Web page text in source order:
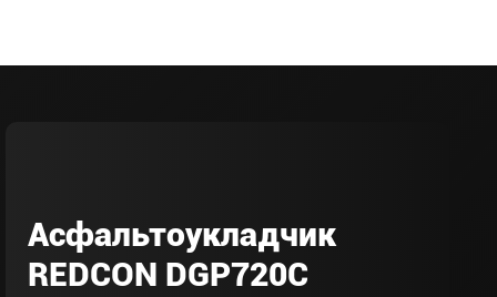
Асфальтоукладчик
REDCON DGP720C